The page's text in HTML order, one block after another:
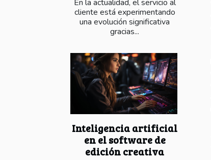
En la actualidad, el servicio al
cliente está experimentando
una evolución significativa
gracias...
Inteligencia artificial
en el software de
edición creativa